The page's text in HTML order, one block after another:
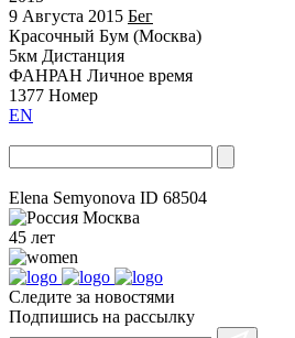
9 Августа 2015 Бег
Красочный Бум (Москва)
5км Дистанция
ФАНРАН Личное время
1377 Номер
EN
Elena Semyonova ID 68504
Москва
45 лет
Следите за новостями
Подпишись на рассылку